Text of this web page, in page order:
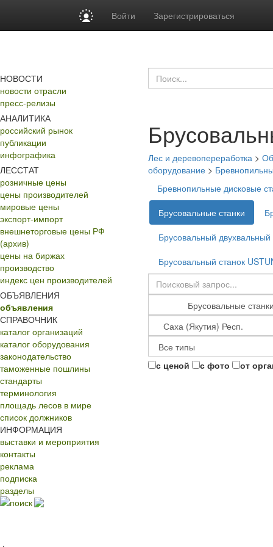
Войти Зарегистрироваться
НОВОСТИ
новости отрасли
пресс-релизы
АНАЛИТИКА
российский рынок
публикации
инфографика
ЛЕССТАТ
розничные цены
цены производителей
мировые цены
экспорт-импорт
внешнеторговые цены РФ
(архив)
цены на биржах
производство
индекс цен производителей
ОБЪЯВЛЕНИЯ
объявления
СПРАВОЧНИК
каталог организаций
каталог оборудования
законодательство
таможенные пошлины
стандарты
терминология
площадь лесов в мире
список должников
ИНФОРМАЦИЯ
выставки и мероприятия
контакты
реклама
подписка
разделы
поиск
Лес и деревопереработка >
оборудование >
Бревнопильные дисковые
Брусовальные станки
Брусовальный двухвальный
Брусовальный станок
с ценой с фото от